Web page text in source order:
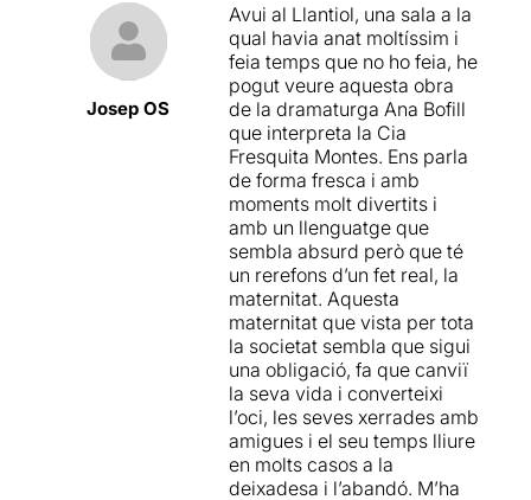
Josep OS
Avui al Llantiol, una sala a la
qual havia anat moltíssim i
feia temps que no ho feia, he
pogut veure aquesta obra
de la dramaturga Ana Bofill
que interpreta la Cia
Fresquita Montes. Ens parla
de forma fresca i amb
moments molt divertits i
amb un llenguatge que
sembla absurd però que té
un rerefons d’un fet real, la
maternitat. Aquesta
maternitat que vista per tota
la societat sembla que sigui
una obligació, fa que canviï
la seva vida i converteixi
l’oci, les seves xerrades amb
amigues i el seu temps lliure
en molts casos a la
deixadesa i l’abandó. M’ha